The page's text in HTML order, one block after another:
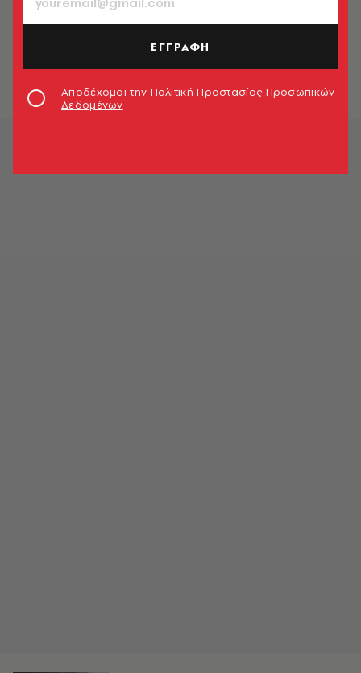
ΚΟΣΜΟΣ
Ινδοί επιστήμονες απορρίπτουν τον
Αϊνστάιν και τον Νεύτωνα
Newsroom
ΕΓΓΡΑΦΗ
Αποδέχομαι την Πολιτική Προστασίας Προσωπικών
Δεδομένων